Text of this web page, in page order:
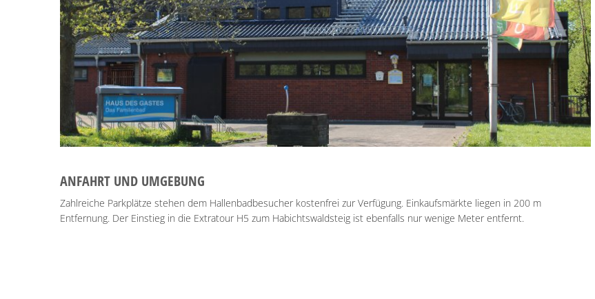
ANFAHRT UND UMGEBUNG
Zahlreiche Parkplätze stehen dem Hallenbadbesucher kostenfrei zur Verfügung. Einkaufsmärkte liegen in 200 m
Entfernung. Der Einstieg in die Extratour H5 zum Habichtswaldsteig ist ebenfalls nur wenige Meter entfernt.